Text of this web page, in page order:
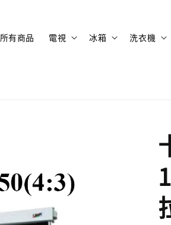
所有商品 電視 冰箱 洗衣機